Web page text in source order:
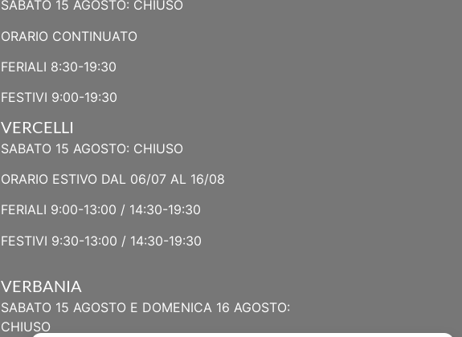
SABATO 15 AGOSTO: CHIUSO
ORARIO CONTINUATO
FERIALI 8:30-19:30
FESTIVI 9:00-19:30
VERCELLI
SABATO 15 AGOSTO: CHIUSO
ORARIO ESTIVO DAL 06/07 AL 16/08
FERIALI 9:00-13:00 / 14:30-19:30
FESTIVI 9:30-13:00 / 14:30-19:30
VERBANIA
SABATO 15 AGOSTO E DOMENICA 16 AGOSTO:
CHIUSO